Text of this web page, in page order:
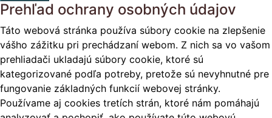
Prehľad ochrany osobných údajov
Táto webová stránka používa súbory cookie na zlepšenie
vášho zážitku pri prechádzaní webom. Z nich sa vo vašom
prehliadači ukladajú súbory cookie, ktoré sú
kategorizované podľa potreby, pretože sú nevyhnutné pre
fungovanie základných funkcií webovej stránky.
Používame aj cookies tretích strán, ktoré nám pomáhajú